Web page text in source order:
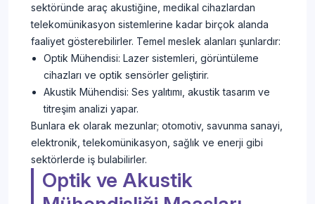
sektöründe araç akustiğine, medikal cihazlardan
telekomünikasyon sistemlerine kadar birçok alanda
faaliyet gösterebilirler. Temel meslek alanları şunlardır:
Optik Mühendisi: Lazer sistemleri, görüntüleme
cihazları ve optik sensörler geliştirir.
Akustik Mühendisi: Ses yalıtımı, akustik tasarım ve
titreşim analizi yapar.
Bunlara ek olarak mezunlar; otomotiv, savunma sanayi,
elektronik, telekomünikasyon, sağlık ve enerji gibi
sektörlerde iş bulabilirler.
Optik ve Akustik